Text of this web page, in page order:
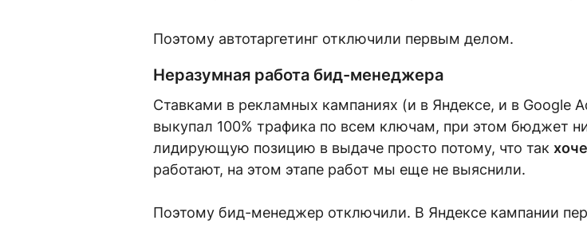
Поэтому автотаргетинг отключили первым делом.
Неразумная работа бид-менеджера
Ставками в рекламных кампаниях (и в Яндексе, и в Google
выкупал 100% трафика по всем ключам, при этом бюджет
лидирующую позицию в выдаче просто потому, что так
работают, на этом этапе работ мы еще не выяснили.
Поэтому бид-менеджер отключили. В Яндексе кампании